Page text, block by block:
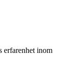
erfarenhet inom